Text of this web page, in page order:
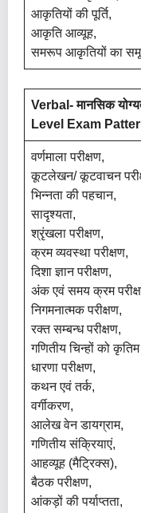
आकृतियों की पूर्ति,
आकृति आव्यूह,
समरूप आकृतियों का
Verbal- मानसिक
Level Exam
वर्णमाला परीक्षण,
कूटलेखन/ कूटवाचन
भिन्नता की पहचान,
सादृश्यता,
श्रृंखला परीक्षण,
क्रम व्यवस्था परीक्षण,
दिशा ज्ञान परीक्षण,
अंक एवं समय क्रम
निगमनात्मक परीक्षण,
रक्त सम्बन्ध परीक्षण,
गणितीय चिन्हों को
धारणा परीक्षण,
कथन एवं तर्क,
वर्गीकरण,
आलेख वेन डायग्राम,
गणितीय संक्रियाएं,
आहव्यूह (मैट्रिक्स),
बैठक परीक्षण,
आंकड़ों की पर्याप्तता,